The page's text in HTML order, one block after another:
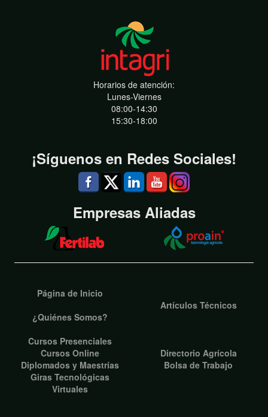
Horarios de atención:
Lunes-Viernes
08:00-14:30
15:30-18:00
¡Síguenos en Redes Sociales!
Empresas Aliadas
Página de Inicio
¿Quiénes Somos?
Artículos Técnicos
Cursos Presenciales
Cursos Online
Diplomados y Maestrías
Giras Tecnológicas
Virtuales
Directorio Agrícola
Bolsa de Trabajo